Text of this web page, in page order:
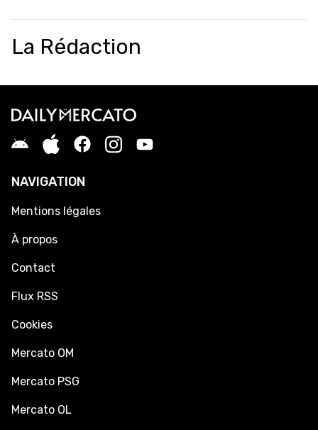
La Rédaction
NAVIGATION
Mentions légales
À propos
Contact
Flux RSS
Cookies
Mercato OM
Mercato PSG
Mercato OL